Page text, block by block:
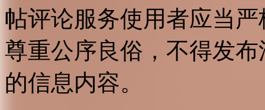
帖评论服务使用者应当
尊重公序良俗，不得发
的信息内容。